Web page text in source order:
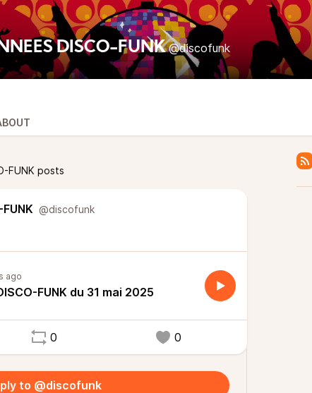
DISCO-FUNK @discofunk
FUNK posts
@discofunk
ago
FUNK du 31 mai 2025
0 0
to @discofunk